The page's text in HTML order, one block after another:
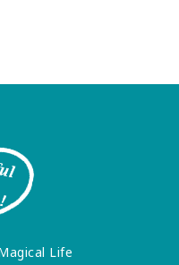
Life